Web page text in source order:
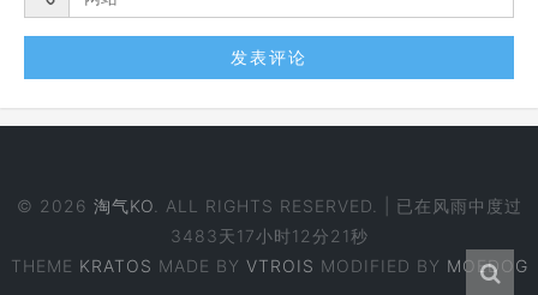
© 2026 淘气KO . ALL RIGHTS RESERVED. | 已在风雨中度过
3483天17小时12分22秒
THEME KRATOS MADE BY VTROIS MODIFIED BY MOEDOG